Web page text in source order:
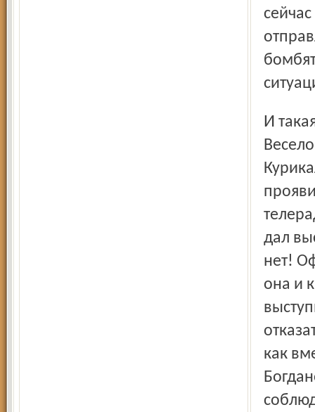
И такая же неясная обстановка была повсеместно… А
дал
нет!
она и
как